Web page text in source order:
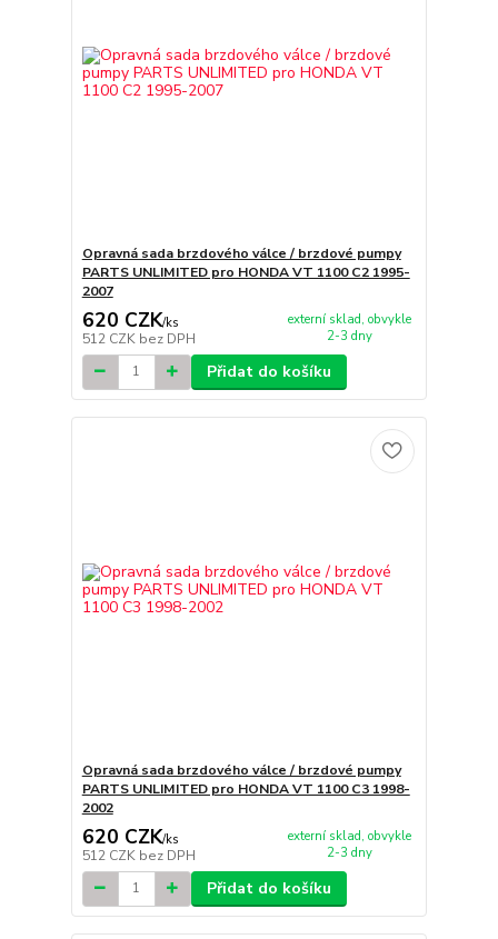
Opravná sada brzdového válce / brzdové pumpy
PARTS UNLIMITED pro HONDA VT 1100 C2 1995-
2007
620 CZK/ks
512 CZK bez DPH
externí sklad, obvykle
2-3 dny
Přidat do košíku
Opravná sada brzdového válce / brzdové pumpy
PARTS UNLIMITED pro HONDA VT 1100 C3 1998-
2002
620 CZK/ks
512 CZK bez DPH
externí sklad, obvykle
2-3 dny
Přidat do košíku